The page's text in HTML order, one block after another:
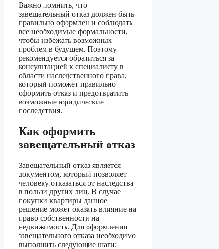
Важно помнить, что
завещательный отказ должен быть
правильно оформлен и соблюдать
все необходимые формальности,
чтобы избежать возможных
проблем в будущем. Поэтому
рекомендуется обратиться за
консультацией к специалисту в
области наследственного права,
который поможет правильно
оформить отказ и предотвратить
возможные юридические
последствия.
Как оформить
завещательный отказ
Завещательный отказ является
документом, который позволяет
человеку отказаться от наследства
в пользи других лиц. В случае
покупки квартиры данное
решение может оказать влияние на
право собственности на
недвижимость. Для оформления
завещательного отказа необходимо
выполнить следующие шаги: